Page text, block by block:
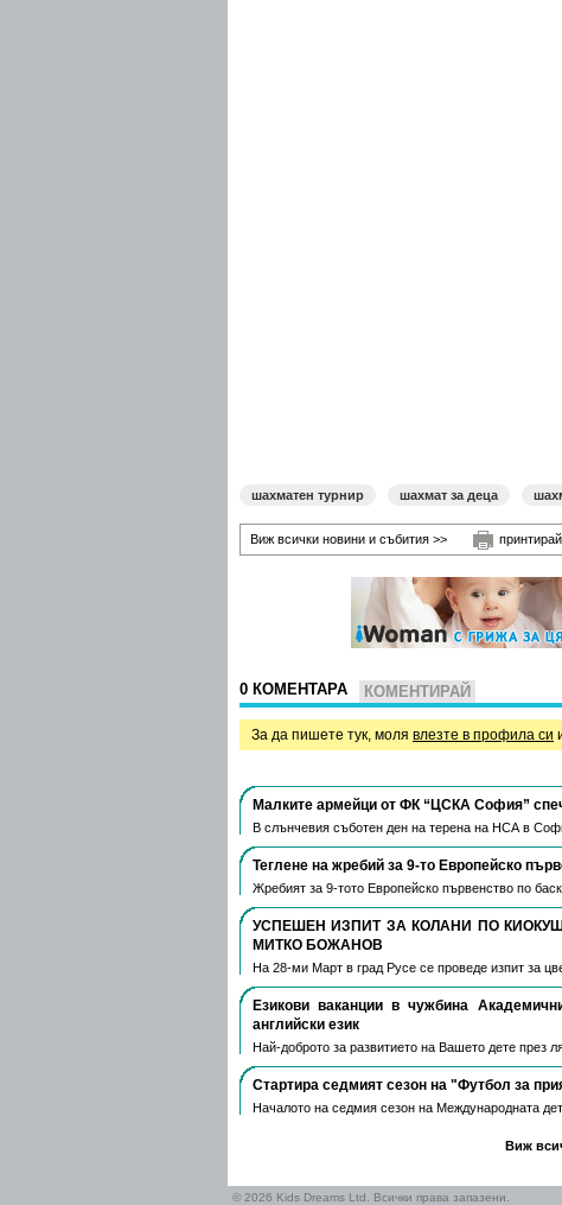
шахматен турнир шахмат за деца
Виж всички новини и събития >> принтирай
0 КОМЕНТАРА КОМЕНТИРАЙ
За да пишете тук, моля влезте в профила си
Малките армейци от ФК “ЦСКА София”
В слънчевия съботен ден на терена на НСА в
Теглене на жребий за 9-то Европейско
Жребият за 9-тото Европейско първенство по
УСПЕШЕН ИЗПИТ ЗА КОЛАНИ ПО
МИТКО БОЖАНОВ
На 28-ми Март в град Русе се проведе изпит за
Езикови ваканции​ в чужбина
английски език
Най-доброто за развитието на Вашето дете през
Стартира седмият сезон на "Футбол за
Началото на седмия сезон на Международната
Виж
© 2026 Kids Dreams Ltd. Всички права запазени.